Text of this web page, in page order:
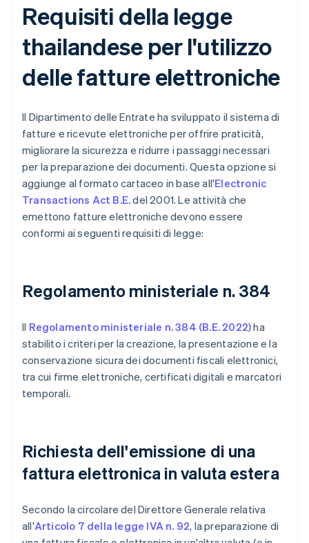
Requisiti della legge
thailandese per l'utilizzo
delle fatture elettroniche
Il Dipartimento delle Entrate ha sviluppato il sistema di
fatture e ricevute elettroniche per offrire praticità,
migliorare la sicurezza e ridurre i passaggi necessari
per la preparazione dei documenti. Questa opzione si
aggiunge al formato cartaceo in base all'Electronic
Transactions Act B.E.del 2001. Le attività che
emettono fatture elettroniche devono essere
conformi ai seguenti requisiti di legge:
Regolamento ministeriale n. 384
Il Regolamento ministeriale n. 384 (B.E. 2022)ha
stabilito i criteri per la creazione, la presentazione e la
conservazione sicura dei documenti fiscali elettronici,
tra cui firme elettroniche, certificati digitali e marcatori
temporali.
Richiesta dell'emissione di una
fattura elettronica in valuta estera
Secondo la circolare del Direttore Generale relativa
all'Articolo 7 della legge IVA n. 92, la preparazione di